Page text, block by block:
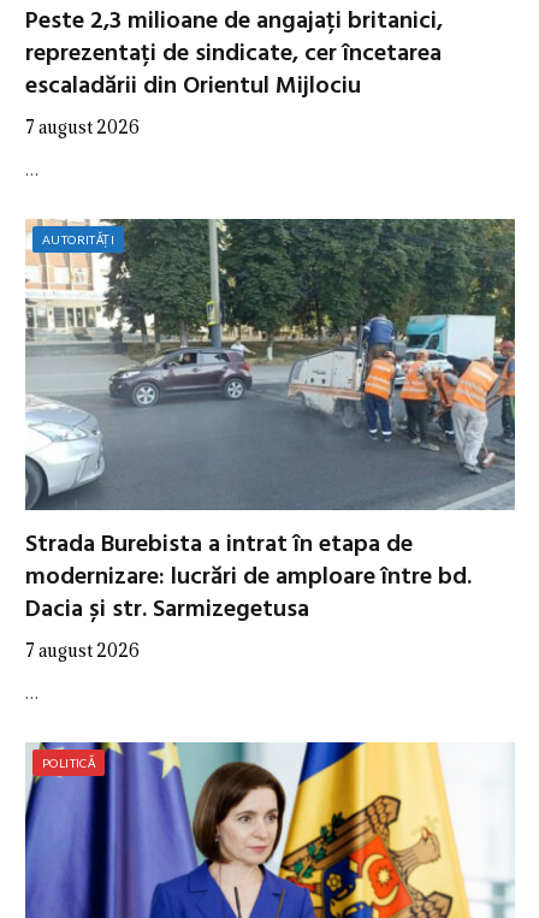
Peste 2,3 milioane de angajați britanici,
reprezentați de sindicate, cer încetarea
escaladării din Orientul Mijlociu
7 august 2026
…
AUTORITĂȚI
Strada Burebista a intrat în etapa de
modernizare: lucrări de amploare între bd.
Dacia și str. Sarmizegetusa
7 august 2026
…
POLITICĂ